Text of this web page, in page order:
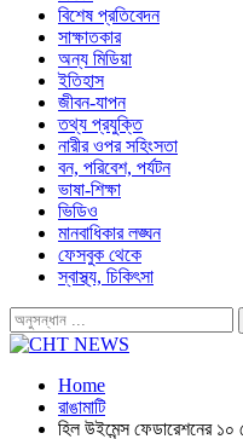
বিশেষ প্রতিবেদন
সাক্ষাতকার
অন্য মিডিয়া
ইতিহাস
জীবন-যাপন
তথ্য প্রযুক্তি
নারীর ওপর সহিংসতা
বন, পরিবেশ, পর্যটন
ভাষা-শিক্ষা
ভিডিও
মানবাধিকার লঙ্ঘন
ফেসবুক থেকে
স্বাস্থ্য, চিকিৎসা
Home
রাঙামাটি
হিল উইমেন্স ফেডারেশনের ১০